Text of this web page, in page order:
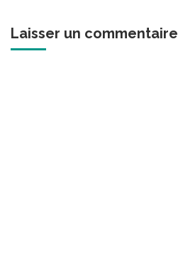
Laisser un commentaire